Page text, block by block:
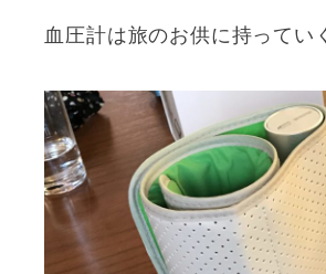
血圧計は旅のお供に持ってい